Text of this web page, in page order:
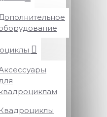
квадроциклам
Квадроциклы